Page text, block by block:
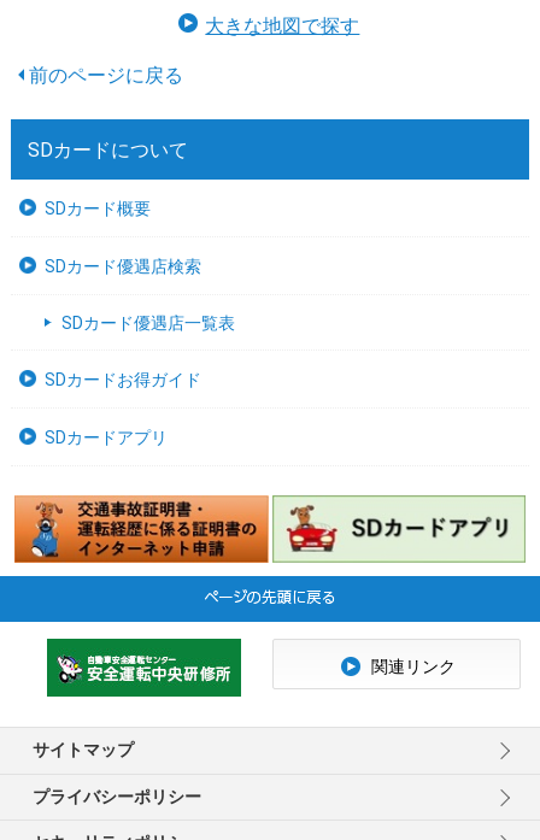
大きな地図で探す
SDカードについて
SDカード概要
SDカード優遇店検索
SDカード優遇店一覧表
SDカードお得ガイド
SDカードアプリ
サイトマップ
プライバシーポリシー
関連リンク